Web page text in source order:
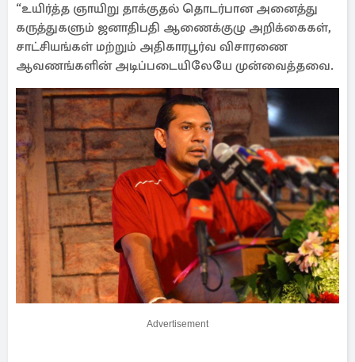
“உயிர்த்த ஞாயிறு தாக்குதல் தொடர்பான அனைத்து
கருத்துகளும் ஜனாதிபதி ஆணைக்குழு அறிக்கைகள்,
சாட்சியங்கள் மற்றும் அதிகாரபூர்வ விசாரணை
ஆவணங்களின் அடிப்படையிலேயே முன்வைத்தவை.
Advertisement